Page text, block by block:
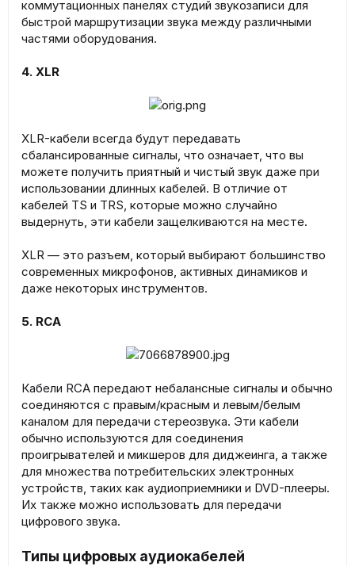
коммутационных панелях студий звукозаписи для
быстрой маршрутизации звука между различными
частями оборудования.
4. XLR
XLR-кабели всегда будут передавать
сбалансированные сигналы, что означает, что вы
можете получить приятный и чистый звук даже при
использовании длинных кабелей. В отличие от
кабелей TS и TRS, которые можно случайно
выдернуть, эти кабели защелкиваются на месте.
XLR — это разъем, который выбирают большинство
современных микрофонов, активных динамиков и
даже некоторых инструментов.
5. RCA
Кабели RCA передают небалансные сигналы и обычно
соединяются с правым/красным и левым/белым
каналом для передачи стереозвука. Эти кабели
обычно используются для соединения
проигрывателей и микшеров для диджеинга, а также
для множества потребительских электронных
устройств, таких как аудиоприемники и DVD-плееры.
Их также можно использовать для передачи
цифрового звука.
Типы цифровых аудиокабелей